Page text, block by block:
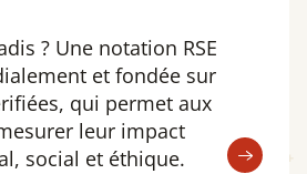
? Une notation RSE
et fondée sur
qui permet aux
leur impact
social et éthique.